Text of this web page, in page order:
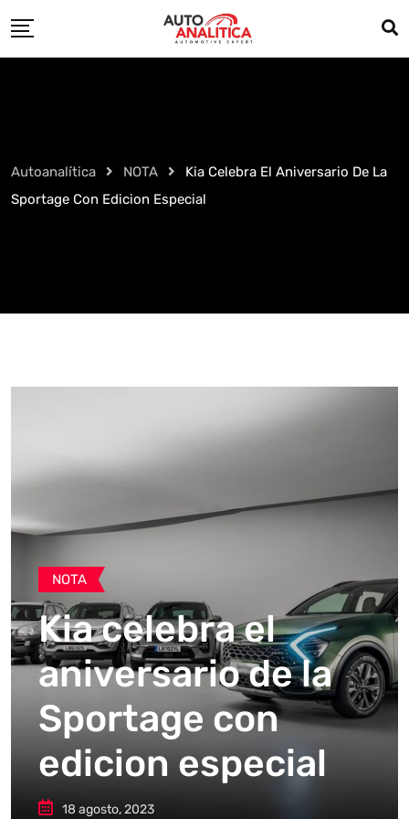
to
Autoanalítica NOTA
Kia Celebra El Aniversario De La
Sportage Con Edicion Especial
NOTA
Kia celebra el
aniversario de la
Sportage con
edicion especial
18 agosto, 2023